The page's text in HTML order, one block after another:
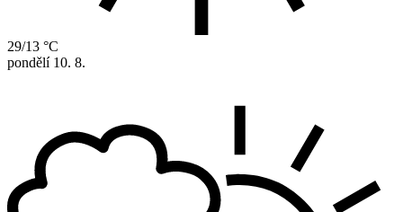
29/13 °C
pondělí 10. 8.